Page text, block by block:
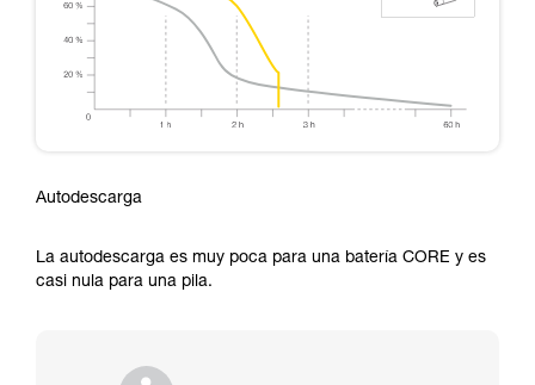
Autodescarga
La autodescarga es muy poca para una batería CORE y es
casi nula para una pila.